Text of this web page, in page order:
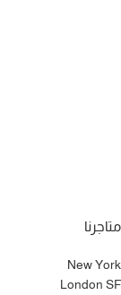
متاجرنا
New York
London SF